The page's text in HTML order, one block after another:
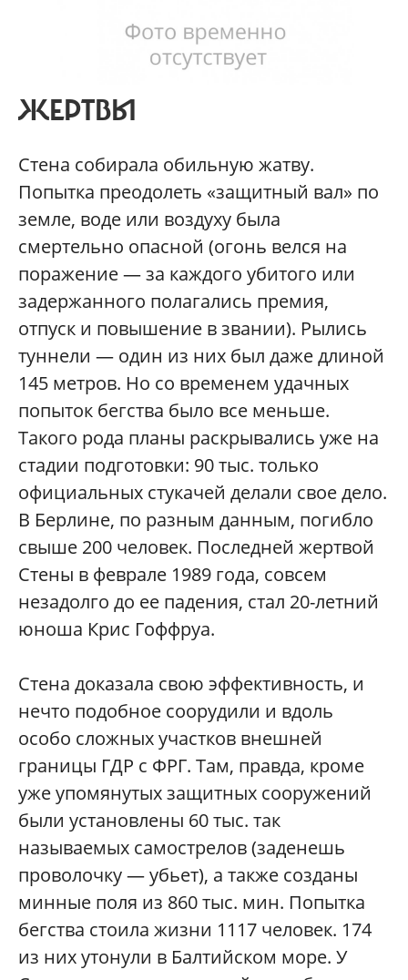
ЖЕРТВЫ
Стена собирала обильную жатву.
Попытка преодолеть «защитный вал» по
земле, воде или воздуху была
смертельно опасной (огонь велся на
поражение — за каждого убитого или
задержанного полагались премия,
отпуск и повышение в звании). Рылись
туннели — один из них был даже длиной
145 метров. Но со временем удачных
попыток бегства было все меньше.
Такого рода планы раскрывались уже на
стадии подготовки: 90 тыс. только
официальных стукачей делали свое дело.
В Берлине, по разным данным, погибло
свыше 200 человек. Последней жертвой
Стены в феврале 1989 года, совсем
незадолго до ее падения, стал 20-летний
юноша Крис Гоффруа.
Стена доказала свою эффективность, и
нечто подобное соорудили и вдоль
особо сложных участков внешней
границы ГДР с ФРГ. Там, правда, кроме
уже упомянутых защитных сооружений
были установлены 60 тыс. так
называемых самострелов (заденешь
проволочку — убьет), а также созданы
минные поля из 860 тыс. мин. Попытка
бегства стоила жизни 1117 человек. 174
из них утонули в Балтийском море. У